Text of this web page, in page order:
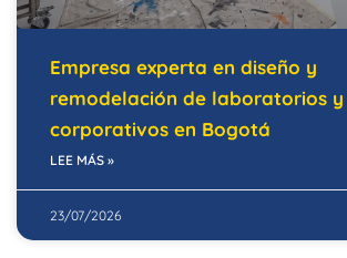
Empresa experta en diseño y
remodelación de laboratorios y
corporativos en Bogotá
LEE MÁS »
23/07/2026